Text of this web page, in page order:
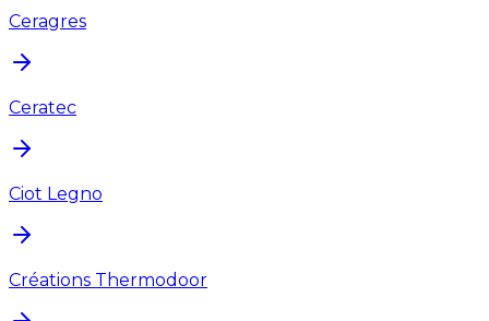
Ceragres
Ceratec
Ciot Legno
Créations Thermodoor